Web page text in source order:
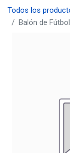
Todos los
Balón de